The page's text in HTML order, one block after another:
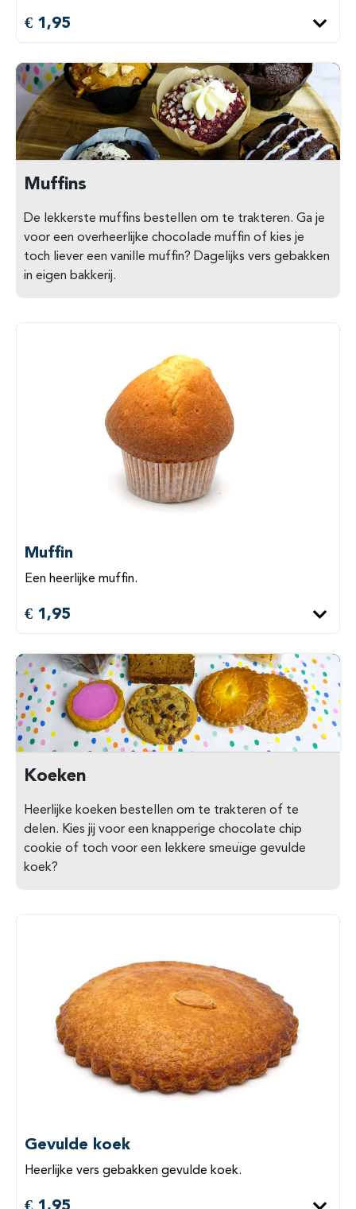
€ 1,95
Muffins
De lekkerste muffins bestellen om te trakteren. Ga je
voor een overheerlijke chocolade muffin of kies je
toch liever een vanille muffin? Dagelijks vers gebakken
in eigen bakkerij.
Muffin
Een heerlijke muffin.
€ 1,95
Koeken
Heerlijke koeken bestellen om te trakteren of te
delen. Kies jij voor een knapperige chocolate chip
cookie of toch voor een lekkere smeuïge gevulde
koek?
Gevulde koek
Heerlijke vers gebakken gevulde koek.
€ 1,95